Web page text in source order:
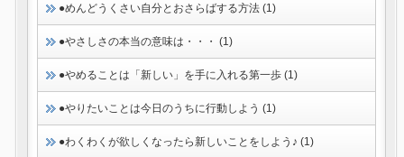
●めんどうくさい自分とおさらばする方法 (1)
●やさしさの本当の意味は・・・ (1)
●やめることは「新しい」を手に入れる第一歩 (1)
●やりたいことは今日のうちに行動しよう (1)
●わくわくが欲しくなったら新しいことをしよう♪ (1)